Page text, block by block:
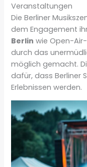
Veranstaltungen
Die Berliner
dem Engagement
Berlin wie Open-
durch das
möglich gemacht.
dafür, dass Berliner
Erlebnissen werden.